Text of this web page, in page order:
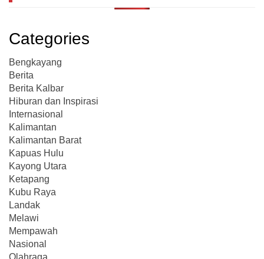
Categories
Bengkayang
Berita
Berita Kalbar
Hiburan dan Inspirasi
Internasional
Kalimantan
Kalimantan Barat
Kapuas Hulu
Kayong Utara
Ketapang
Kubu Raya
Landak
Melawi
Mempawah
Nasional
Olahraga